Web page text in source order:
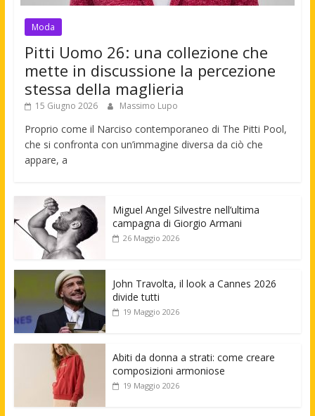
Moda
Pitti Uomo 26: una collezione che
mette in discussione la percezione
stessa della maglieria
15 Giugno 2026 Massimo Lupo
Proprio come il Narciso contemporaneo di The Pitti Pool,
che si confronta con un’immagine diversa da ciò che
appare, a
Miguel Angel Silvestre nell’ultima
campagna di Giorgio Armani
26 Maggio 2026
John Travolta, il look a Cannes 2026
divide tutti
19 Maggio 2026
Abiti da donna a strati: come creare
composizioni armoniose
19 Maggio 2026